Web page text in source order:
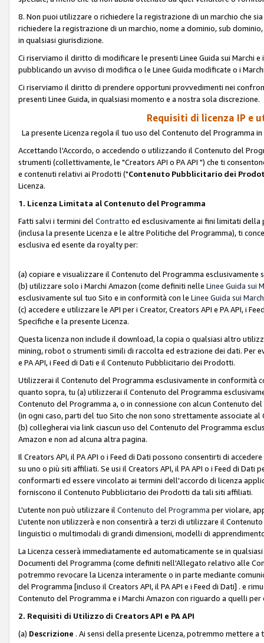
8. Non puoi utilizzare o richiedere la registrazione di un marchio che
richiedere la registrazione di un marchio, nome a dominio, sub
in qualsiasi giurisdizione.
Ci riserviamo il diritto di modificare le presenti Linee Guida sui Marchi
pubblicando un avviso di modifica o le Linee Guida modificate o i
Ci riserviamo il diritto di prendere opportuni provvedimenti nei
presenti Linee Guida, in qualsiasi momento e a nostra sola discrezione.
Requisiti di licenza IP e
La presente Licenza regola il tuo uso del Contenuto del Programma
Accettando l'Accordo, o accedendo o utilizzando il Contenuto del
strumenti (collettivamente, le "Creators API o PA API ") che ti
e contenuti relativi ai Prodotti ("Contenuto Pubblicitario dei
Licenza.
1. Licenza Limitata al Contenuto del Programma
Fatti salvi i termini del Contratto ed esclusivamente ai fini limitati
(inclusa la presente Licenza e le altre Politiche del Programma), ti
esclusiva ed esente da royalty per:
(a) copiare e visualizzare il Contenuto del Programma esclusivamente
(b) utilizzare solo i Marchi Amazon (come definiti nelle Linee Guida sui
esclusivamente sul tuo Sito e in conformità con le Linee Guida sui March
(c) accedere e utilizzare le API per i Creator, Creators API e PA API, i
Specifiche e la presente Licenza.
Questa licenza non include il download, la copia o qualsiasi altro
mining, robot o strumenti simili di raccolta ed estrazione dei dati. Per
e PA API, i Feed di Dati e il Contenuto Pubblicitario dei Prodotti.
Utilizzerai il Contenuto del Programma esclusivamente in conformità
quanto sopra, tu (a) utilizzerai il Contenuto del Programma
Contenuto del Programma a, o in connessione con alcun Contenuto
(in ogni caso, parti del tuo Sito che non sono strettamente associate
(b) collegherai via link ciascun uso del Contenuto del Programma
Amazon e non ad alcuna altra pagina.
Il Creators API, il PA API o i Feed di Dati possono consentirti di
su uno o più siti affiliati. Se usi il Creators API, il PA API o i Feed di
conformarti ed essere vincolato ai termini dell'accordo di licenza
forniscono il Contenuto Pubblicitario dei Prodotti da tali siti affiliati.
L'utente non può utilizzare il Contenuto del Programma per violare,
L'utente non utilizzerà e non consentirà a terzi di utilizzare il
linguistici o multimodali di grandi dimensioni, modelli di
La Licenza cesserà immediatamente ed automaticamente se in
Documenti del Programma (come definiti nell'Allegato relativo alle
potremmo revocare la Licenza interamente o in parte mediante
del Programma [incluso il Creators API, il PA API e i Feed di Dati] . e
Contenuto del Programma e i Marchi Amazon con riguardo a quelli
2. Requisiti di Utilizzo di Creators API e PA API
(a) Descrizione . Ai sensi della presente Licenza, potremmo mettere